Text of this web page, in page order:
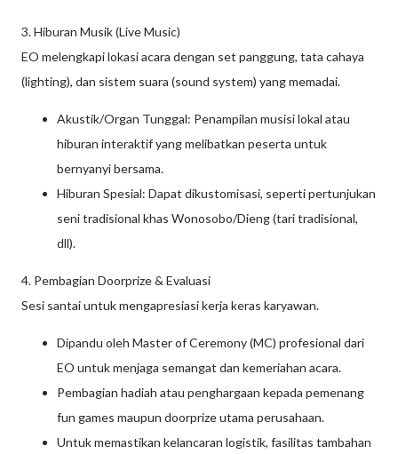
3. Hiburan Musik (Live Music)
EO melengkapi lokasi acara dengan set panggung, tata cahaya
(lighting), dan sistem suara (sound system) yang memadai.
Akustik/Organ Tunggal: Penampilan musisi lokal atau
hiburan interaktif yang melibatkan peserta untuk
bernyanyi bersama.
Hiburan Spesial: Dapat dikustomisasi, seperti pertunjukan
seni tradisional khas Wonosobo/Dieng (tari tradisional,
dll).
4. Pembagian Doorprize & Evaluasi
Sesi santai untuk mengapresiasi kerja keras karyawan.
Dipandu oleh Master of Ceremony (MC) profesional dari
EO untuk menjaga semangat dan kemeriahan acara.
Pembagian hadiah atau penghargaan kepada pemenang
fun games maupun doorprize utama perusahaan.
Untuk memastikan kelancaran logistik, fasilitas tambahan